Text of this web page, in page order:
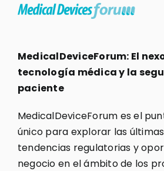
MedicalDeviceForum: El
tecnología médica y la
paciente
MedicalDeviceForum es el
único para explorar las
tendencias regulatorias y
negocio en el ámbito de los